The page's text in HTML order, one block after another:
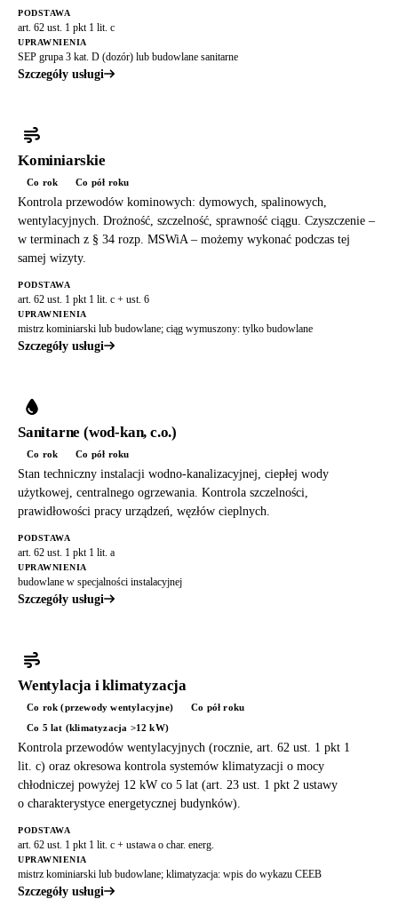
PODSTAWA
art. 62 ust. 1 pkt 1 lit. c
UPRAWNIENIA
SEP grupa 3 kat. D (dozór) lub budowlane sanitarne
Szczegóły usługi
Kominiarskie
Co rok Co pół roku
Kontrola przewodów kominowych: dymowych, spalinowych,
wentylacyjnych. Drożność, szczelność, sprawność ciągu. Czyszczenie –
w terminach z § 34 rozp. MSWiA – możemy wykonać podczas tej
samej wizyty.
PODSTAWA
art. 62 ust. 1 pkt 1 lit. c + ust. 6
UPRAWNIENIA
mistrz kominiarski lub budowlane; ciąg wymuszony: tylko budowlane
Szczegóły usługi
Sanitarne (wod-kan, c.o.)
Co rok Co pół roku
Stan techniczny instalacji wodno-kanalizacyjnej, ciepłej wody
użytkowej, centralnego ogrzewania. Kontrola szczelności,
prawidłowości pracy urządzeń, węzłów cieplnych.
PODSTAWA
art. 62 ust. 1 pkt 1 lit. a
UPRAWNIENIA
budowlane w specjalności instalacyjnej
Szczegóły usługi
Wentylacja i klimatyzacja
Co rok (przewody wentylacyjne)
Co pół roku
Co 5 lat (klimatyzacja >12 kW)
Kontrola przewodów wentylacyjnych (rocznie, art. 62 ust. 1 pkt 1
lit. c) oraz okresowa kontrola systemów klimatyzacji o mocy
chłodniczej powyżej 12 kW co 5 lat (art. 23 ust. 1 pkt 2 ustawy
o charakterystyce energetycznej budynków).
PODSTAWA
art. 62 ust. 1 pkt 1 lit. c + ustawa o char. energ.
UPRAWNIENIA
mistrz kominiarski lub budowlane; klimatyzacja: wpis do wykazu CEEB
Szczegóły usługi